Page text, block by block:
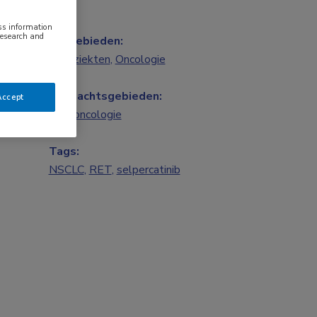
Vakgebieden:
Longziekten, Oncologie
Aandachtsgebieden:
Longoncologie
Tags:
NSCLC, RET, selpercatinib
information
and